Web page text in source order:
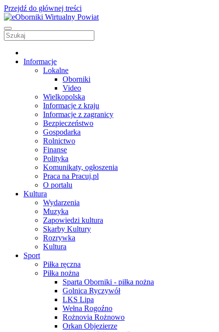
Przejdź do głównej treści
Informacje
Lokalne
Oborniki
Video
Wielkopolska
Informacje z kraju
Informacje z zagranicy
Bezpieczeństwo
Gospodarka
Rolnictwo
Finanse
Polityka
Komunikaty, ogłoszenia
Praca na Pracuj.pl
O portalu
Kultura
Wydarzenia
Muzyka
Zapowiedzi kultura
Skarby Kultury
Rozrywka
Kultura
Sport
Piłka ręczna
Piłka nożna
Sparta Oborniki - piłka nożna
Golnica Ryczywół
LKS Lipa
Wełna Rogoźno
Rożnovia Rożnowo
Orkan Objezierze